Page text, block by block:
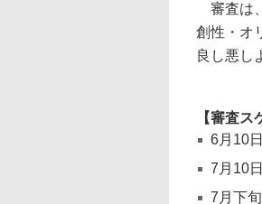
審査は
創性・オ
良し悪し
【審査ス
6月10
7月10
7月下